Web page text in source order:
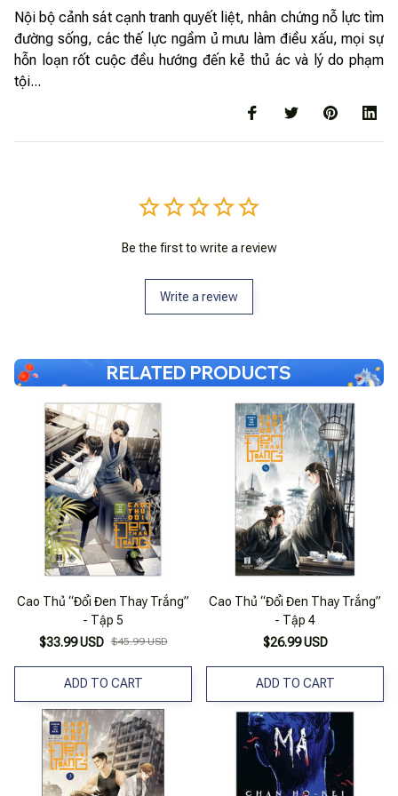
Nội bộ cảnh sát cạnh tranh quyết liệt, nhân chứng nỗ lực tìm
đường sống, các thế lực ngầm ủ mưu làm điều xấu, mọi sự
hỗn loạn rốt cuộc đều hướng đến kẻ thủ ác và lý do phạm
tội...
Be the first to write a review
Write a review
RELATED PRODUCTS
Cao Thủ “Đổi Đen Thay Trắng”
- Tập 5
$33.99 USD $45.99 USD
ADD TO CART
Cao Thủ “Đổi Đen Thay Trắng”
- Tập 4
$26.99 USD
ADD TO CART